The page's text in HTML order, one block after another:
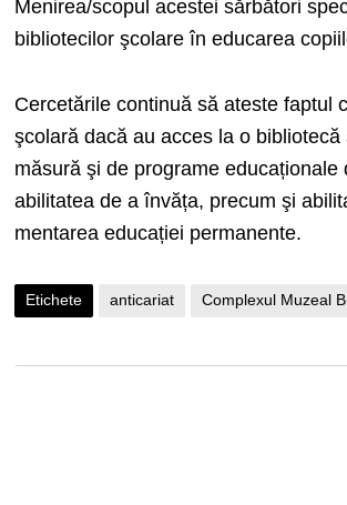
Menirea/scopul acestei sărbători
bibliotecilor şcolare în educarea
Cercetările continuă să ateste faptul
şcolară dacă au acces la o
măsură şi de programe
abilitatea de a învăța, precum şi
mentarea educației permanente.
Etichete anticariat Complexul Muzeal